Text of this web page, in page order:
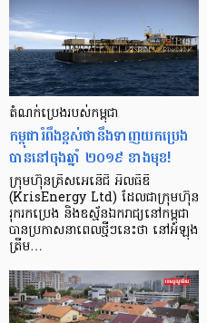
តំណក់ប្រេងរបស់កម្ពុជា
កម្ពុជារំពឹងខ្ពស់ថានឹងទាញយកប្រេង
បាននៅចុងឆ្នាំ ២០១៩ ខាងមុខ!
ក្រុមហ៊ុនគ្រីសអេនើជិ អិលធីឌី
(KrisEnergy Ltd) ដែលជាក្រុមហ៊ុន
រុករកប្រេង និងឧស្ម័នឯករាជ្យនៅកម្ពុជា
បានប្រកាសនាពេលថ្មីៗនេះថា នៅអំឡុង
ត្រីម…